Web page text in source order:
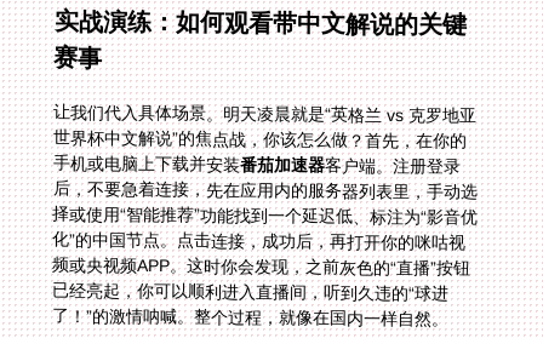
实战演练：如何观看带中文解说的关键
赛事
让我们代入具体场景。明天凌晨就是“英格兰 vs 克罗地亚
世界杯中文解说”的焦点战，你该怎么做？首先，在你的
手机或电脑上下载并安装番茄加速器客户端。注册登录
后，不要急着连接，先在应用内的服务器列表里，手动选
择或使用“智能推荐”功能找到一个延迟低、标注为“影音优
化”的中国节点。点击连接，成功后，再打开你的咪咕视
频或央视频APP。这时你会发现，之前灰色的“直播”按钮
已经亮起，你可以顺利进入直播间，听到久违的“球进
了！”的激情呐喊。整个过程，就像在国内一样自然。